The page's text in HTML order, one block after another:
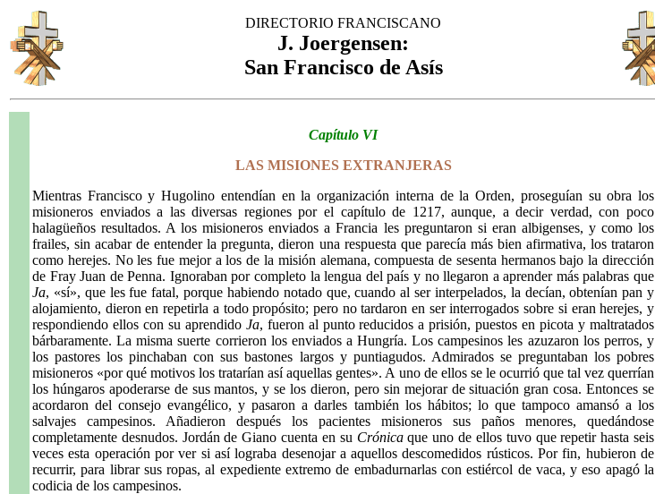
DIRECTORIO FRANCISCANO
J. Joergensen:
San Francisco de Asís
Capítulo VI
LAS MISIONES EXTRANJERAS
Mientras Francisco y Hugolino entendían en la organización interna de la Orden, proseguían su obra los
misioneros enviados a las diversas regiones por el capítulo de 1217, aunque, a decir verdad, con poco
halagüeños resultados. A los misioneros enviados a Francia les preguntaron si eran albigenses, y como los
frailes, sin acabar de entender la pregunta, dieron una respuesta que parecía más bien afirmativa, los trataron
como herejes. No les fue mejor a los de la misión alemana, compuesta de sesenta hermanos bajo la dirección
de Fray Juan de Penna. Ignoraban por completo la lengua del país y no llegaron a aprender más palabras que
Ja, «sí», que les fue fatal, porque habiendo notado que, cuando al ser interpelados, la decían, obtenían pan y
alojamiento, dieron en repetirla a todo propósito; pero no tardaron en ser interrogados sobre si eran herejes, y
respondiendo ellos con su aprendido Ja, fueron al punto reducidos a prisión, puestos en picota y maltratados
bárbaramente. La misma suerte corrieron los enviados a Hungría. Los campesinos les azuzaron los perros, y
los pastores los pinchaban con sus bastones largos y puntiagudos. Admirados se preguntaban los pobres
misioneros «por qué motivos los tratarían así aquellas gentes». A uno de ellos se le ocurrió que tal vez querrían
los húngaros apoderarse de sus mantos, y se los dieron, pero sin mejorar de situación gran cosa. Entonces se
acordaron del consejo evangélico, y pasaron a darles también los hábitos; lo que tampoco amansó a los
salvajes campesinos. Añadieron después los pacientes misioneros sus paños menores, quedándose
completamente desnudos. Jordán de Giano cuenta en su Crónicaque uno de ellos tuvo que repetir hasta seis
veces esta operación por ver si así lograba desenojar a aquellos descomedidos rústicos. Por fin, hubieron de
recurrir, para librar sus ropas, al expediente extremo de embadurnarlas con estiércol de vaca, y eso apagó la
codicia de los campesinos.